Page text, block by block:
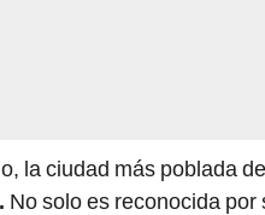
la ciudad más poblada
No solo es reconocida